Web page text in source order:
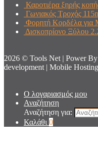
Καροτιέρα ξηρής
Γωνιακός Τροχός
Φορητή Κορδέλα για
Δισκοπρίονο Ξύλου
2026 © Tools Net | Power
development | Mobile Hosting
Ο λογαριασμός μου
Αναζήτηση
Αναζήτηση για:
Καλάθι 0